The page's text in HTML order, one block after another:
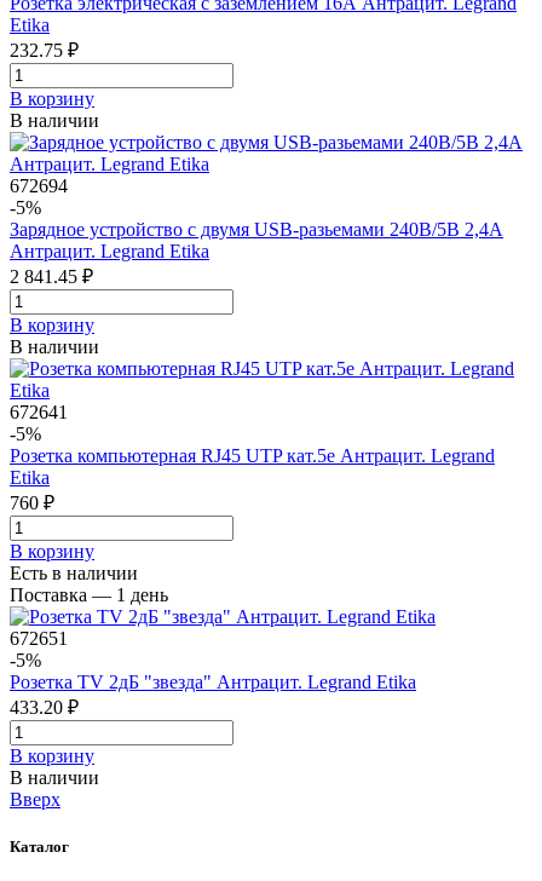
Etika
232.75 ₽
В корзинy
В наличии
672694
-5%
Зарядное устройство с двумя USB-разьемами 240В/5В 2,4А
Антрацит. Legrand Etika
2 841.45 ₽
В корзинy
В наличии
672641
-5%
Розетка компьютерная RJ45 UTP кат.5e Антрацит. Legrand
Etika
760 ₽
В корзинy
Есть в наличии
Поставка — 1 день
672651
-5%
Розетка TV 2дБ "звезда" Антрацит. Legrand Etika
433.20 ₽
В корзинy
В наличии
Вверх
Каталог